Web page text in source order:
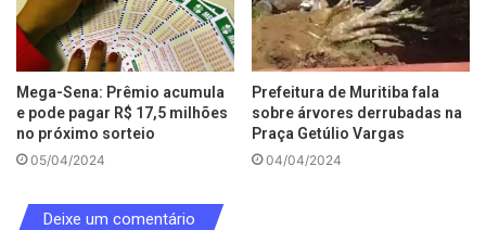
Mega-Sena: Prêmio acumula
e pode pagar R$ 17,5 milhões
no próximo sorteio
05/04/2024
Prefeitura de Muritiba fala
sobre árvores derrubadas na
Praça Getúlio Vargas
04/04/2024
Deixe um comentário